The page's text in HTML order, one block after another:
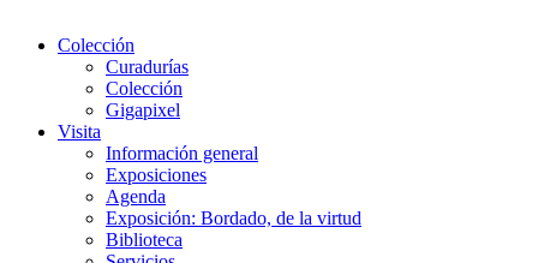
Colección
Curadurías
Colección
Gigapixel
Visita
Información general
Exposiciones
Agenda
Exposición: Bordado, de la virtud
Biblioteca